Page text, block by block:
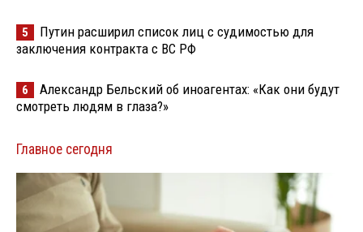
5
Путин расширил список лиц с судимостью для
заключения контракта с ВС РФ
6
Александр Бельский об иноагентах: «Как они будут
смотреть людям в глаза?»
Главное сегодня